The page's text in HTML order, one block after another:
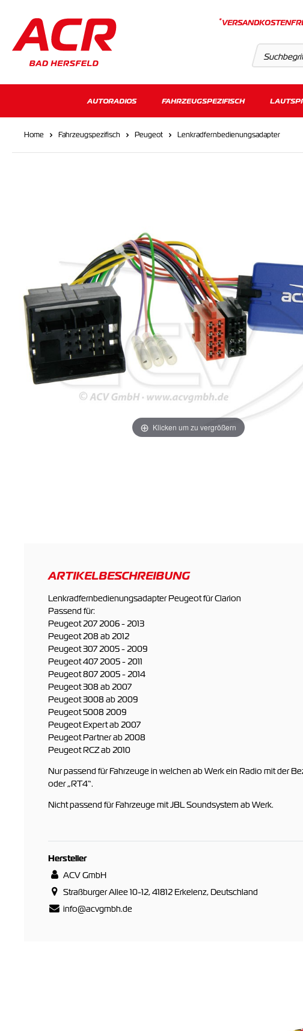
*
AUTORADIOS FAHRZEUGSPEZIFISCH
Home Fahrzeugspezifisch Peugeot Lenkradfernbedienungsadapter
Klicken um zu vergrößern
ARTIKELBESCHREIBUNG
Lenkradfernbedienungsadapter Peugeot für Clarion
Passend für:
Peugeot 207 2006 - 2013
Peugeot 208 ab 2012
Peugeot 307 2005 - 2009
Peugeot 407 2005 - 2011
Peugeot 807 2005 - 2014
Peugeot 308 ab 2007
Peugeot 3008 ab 2009
Peugeot 5008 2009
Peugeot Expert ab 2007
Peugeot Partner ab 2008
Peugeot RCZ ab 2010
Nur passend für Fahrzeuge in welchen ab Werk ein Radio mit der
oder „RT4“.
Nicht passend für Fahrzeuge mit JBL Soundsystem ab Werk.
Hersteller
ACV GmbH
Straßburger Allee 10-12, 41812 Erkelenz, Deutschland
info@acvgmbh.de